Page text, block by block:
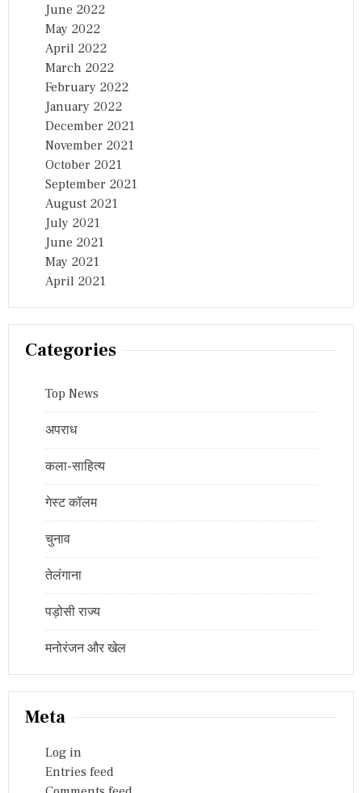
June 2022
May 2022
April 2022
March 2022
February 2022
January 2022
December 2021
November 2021
October 2021
September 2021
August 2021
July 2021
June 2021
May 2021
April 2021
Categories
Top News
अपराध
कला-साहित्य
गेस्ट कॉलम
चुनाव
तेलंगाना
पड़ोसी राज्य
मनोरंजन और खेल
Meta
Log in
Entries feed